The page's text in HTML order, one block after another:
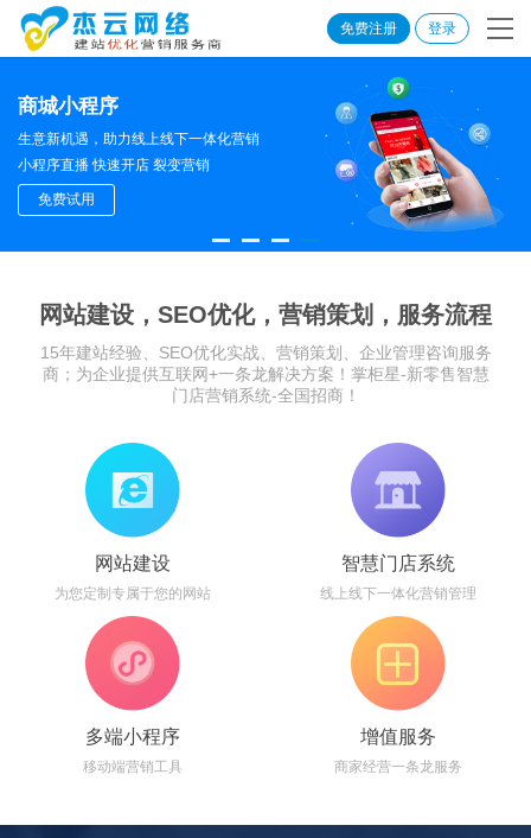
免费注册 登录
商城小程序
生意新机遇，助力线上线下一体化营销
小程序直播 快速开店 裂变营销
免费试用
网站建设，SEO优化，营销策划，服务流程
15年建站经验、SEO优化实战、营销策划、企业管理咨询服务
商；为企业提供互联网+一条龙解决方案！掌柜星-新零售智慧
门店营销系统-全国招商！
网站建设
为您定制专属于您的网站
智慧门店系统
线上线下一体化营销管理
多端小程序
移动端营销工具
增值服务
商家经营一条龙服务